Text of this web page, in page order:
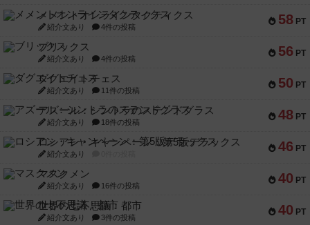
58 PT
メメントオンラインタクティクス
紹介文あり 4件の投稿
56 PT
ブリックス
紹介文あり 4件の投稿
50 PT
ダグエイトチェス
紹介文あり 11件の投稿
48 PT
アズール：シントラのステンドグラス
紹介文あり 18件の投稿
46 PT
ロシアン・キャンペーン：第5版デラックス
紹介文あり
40 PT
マスクメン
紹介文あり 16件の投稿
40 PT
世界の七不思議：都市
紹介文あり 3件の投稿